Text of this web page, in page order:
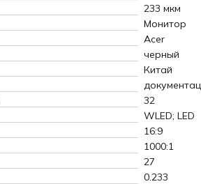
233 мкм
Монитор
Acer
черный
Китай
32
WLED; LED
16:9
1000:1
27
0.233